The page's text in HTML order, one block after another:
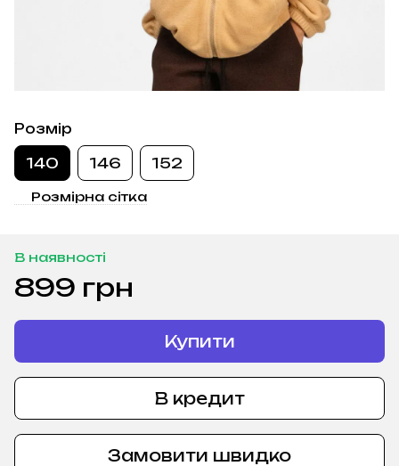
Розмір
140 146 152
Розмірна сітка
В наявності
899 грн
Купити
В кредит
Замовити швидко